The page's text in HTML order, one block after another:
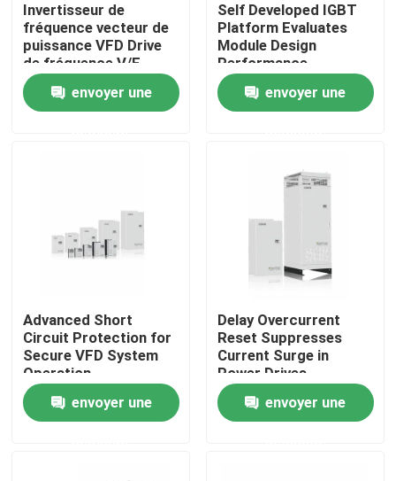
À la maison
Produits
Visite de l'usine
Nous contacter
Nouvelles
Invertisseur de
fréquence vecteur de
puissance VFD Drive
de fréquence V/F
Contrôle 200-240V
1PH/3PH Voltage
d'entrée Basse
envoyer une
Self Developed IGBT
Platform Evaluates
Module Design
Performance
envoyer une
Advanced Short
Circuit Protection for
Secure VFD System
Operation
envoyer une
Delay Overcurrent
Reset Suppresses
Current Surge in
Power Drives
envoyer une